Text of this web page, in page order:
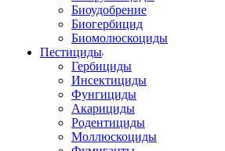
Биоудобрение
Биогербицид
Биомолюскоциды
Пестициды
Гербициды
Инсектициды
Фунгициды
Акарициды
Родентициды
Моллюскоциды